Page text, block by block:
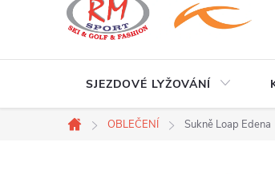
SJEZDOVÉ LYŽOVÁNÍ
Domů
OBLEČENÍ Sukně Loap Edena